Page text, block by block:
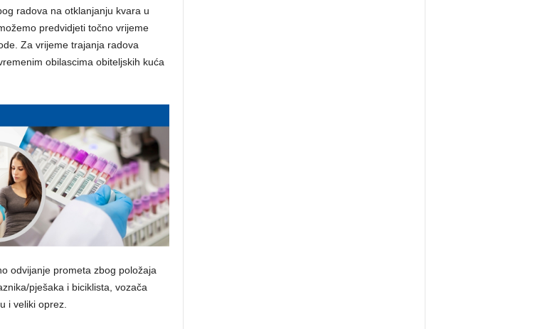
radova na otklanjanju kvara u
predvidjeti točno vrijeme
Za vrijeme trajanja radova
obilascima obiteljskih kuća
odvijanje prometa zbog položaja
pješaka i biciklista, vozača
i veliki oprez.